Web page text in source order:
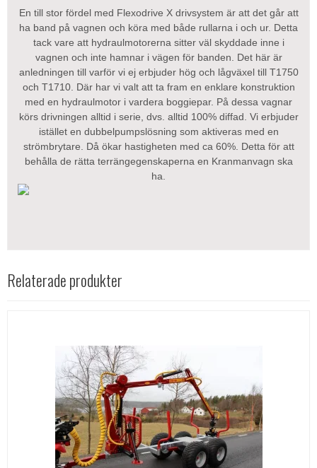
En till stor fördel med Flexodrive X drivsystem är att det går att
ha band på vagnen och köra med både rullarna i och ur. Detta
tack vare att hydraulmotorerna sitter väl skyddade inne i
vagnen och inte hamnar i vägen för banden. Det här är
anledningen till varför vi ej erbjuder hög och lågväxel till T1750
och T1710. Där har vi valt att ta fram en enklare konstruktion
med en hydraulmotor i vardera boggiepar. På dessa vagnar
körs drivningen alltid i serie, dvs. alltid 100% diffad. Vi erbjuder
istället en dubbelpumpslösning som aktiveras med en
strömbrytare. Då ökar hastigheten med ca 60%. Detta för att
behålla de rätta terrängegenskaperna en Kranmanvagn ska
ha.
Relaterade produkter